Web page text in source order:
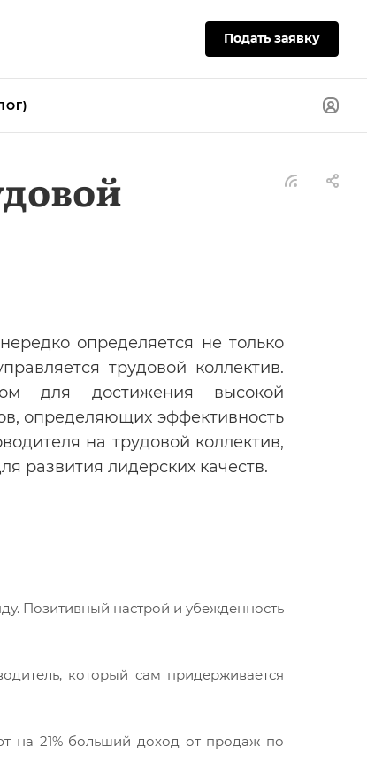
Подать заявку
определяется не только
трудовой коллектив.
для достижения высокой
определяющих эффективность
на трудовой коллектив,
развития лидерских качеств.
Позитивный настрой и убежденность
который сам придерживается
на 21% больший доход от продаж по